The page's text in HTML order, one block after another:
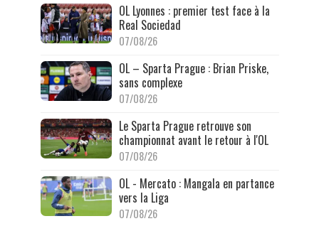
OL Lyonnes : premier test face à la
Real Sociedad
07/08/26
OL – Sparta Prague : Brian Priske,
sans complexe
07/08/26
Le Sparta Prague retrouve son
championnat avant le retour à l'OL
07/08/26
OL - Mercato : Mangala en partance
vers la Liga
07/08/26